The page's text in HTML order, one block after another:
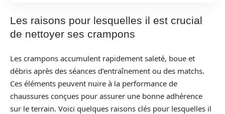
Les raisons pour lesquelles il est crucial
de nettoyer ses crampons
Les crampons accumulent rapidement saleté, boue et
débris après des séances d’entraînement ou des matchs.
Ces éléments peuvent nuire à la performance de
chaussures conçues pour assurer une bonne adhérence
sur le terrain. Voici quelques raisons clés pour lesquelles il